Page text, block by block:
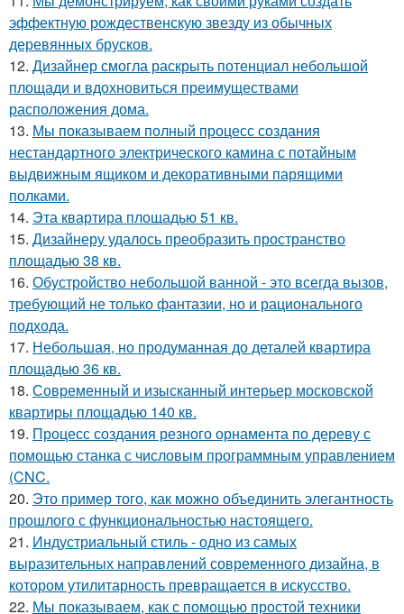
эффектную рождественскую звезду из обычных
деревянных брусков.
12. Дизайнер смогла раскрыть потенциал небольшой
площади и вдохновиться преимуществами
расположения дома.
13. Мы показываем полный процесс создания
нестандартного электрического камина с потайным
выдвижным ящиком и декоративными парящими
полками.
14. Эта квартира площадью 51 кв.
15. Дизайнеру удалось преобразить пространство
площадью 38 кв.
16. Обустройство небольшой ванной - это всегда вызов,
требующий не только фантазии, но и рационального
подхода.
17. Небольшая, но продуманная до деталей квартира
площадью 36 кв.
18. Современный и изысканный интерьер московской
квартиры площадью 140 кв.
19. Процесс создания резного орнамента по дереву с
помощью станка с числовым программным управлением
(CNC.
20. Это пример того, как можно объединить элегантность
прошлого с функциональностью настоящего.
21. Индустриальный стиль - одно из самых
выразительных направлений современного дизайна, в
котором утилитарность превращается в искусство.
22. Мы показываем, как с помощью простой техники